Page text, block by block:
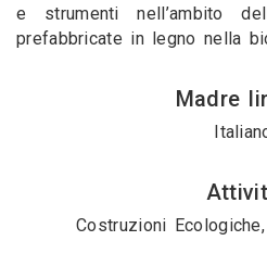
e strumenti nell’ambito
prefabbricate in legno nella
Madre
Costruzioni